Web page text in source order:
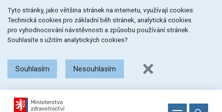
na
menu
na
obsah
na
patičku
stránky
Tyto stránky, jako většina stránek na internetu, využívají cookies:
Technická cookies pro základní běh stránek, analytická cookies
pro vyhodnocování návstěvnosti a způsobu používání stránek.
Souhlasíte s užitím analytických cookies?
Souhlasím Nesouhlasím